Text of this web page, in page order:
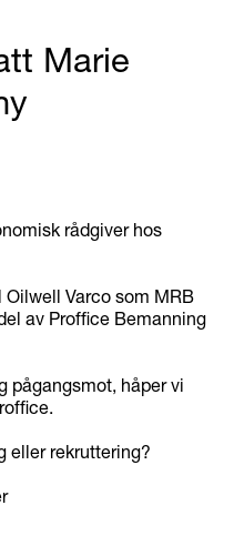
Marie
rådgiver hos
Varco som MRB
av Proffice Bemanning
pågangsmot, håper vi
eller rekruttering?